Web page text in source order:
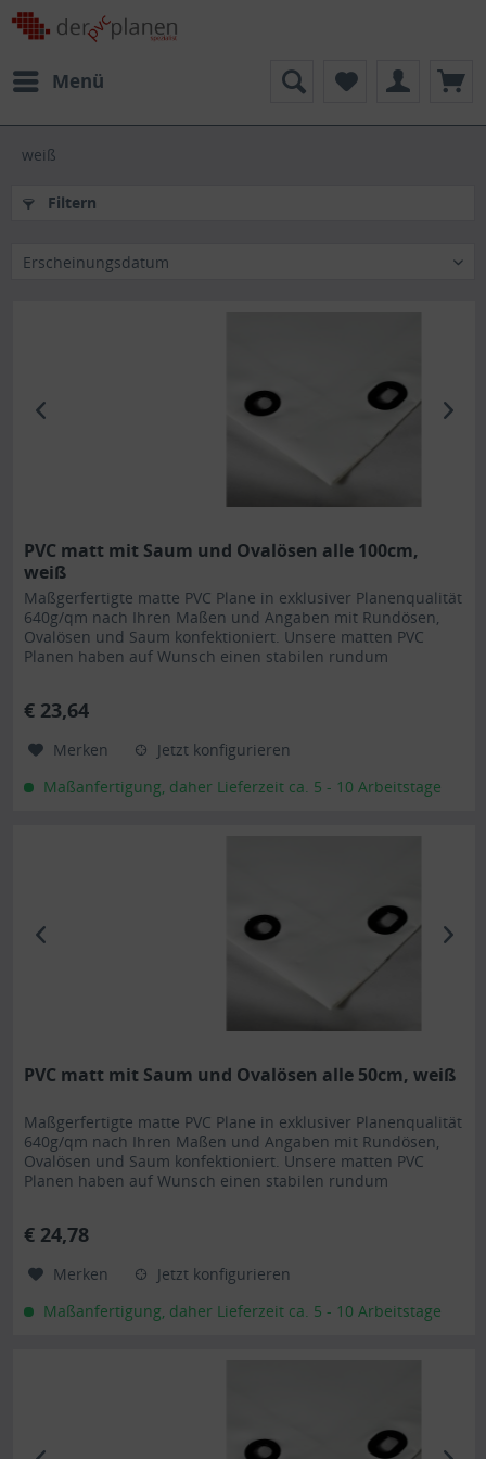
Menü
weiß
Filtern
Erscheinungsdatum
PVC matt mit Saum und Ovalösen alle 100cm,
weiß
Maßgerfertigte matte PVC Plane in exklusiver Planenqualität
640g/qm nach Ihren Maßen und Angaben mit Rundösen,
Ovalösen und Saum konfektioniert. Unsere matten PVC
Planen haben auf Wunsch einen stabilen rundum
verzinkten Ösen oder auf Wunsch auch mit Edelstahlösen...
€ 23,64
Merken
Jetzt konfigurieren
Maßanfertigung, daher Lieferzeit ca. 5 - 10 Arbeitstage
PVC matt mit Saum und Ovalösen alle 50cm, weiß
Maßgerfertigte matte PVC Plane in exklusiver Planenqualität
640g/qm nach Ihren Maßen und Angaben mit Rundösen,
Ovalösen und Saum konfektioniert. Unsere matten PVC
Planen haben auf Wunsch einen stabilen rundum
verzinkten Ösen oder auf Wunsch auch mit Edelstahlösen...
€ 24,78
Merken
Jetzt konfigurieren
Maßanfertigung, daher Lieferzeit ca. 5 - 10 Arbeitstage